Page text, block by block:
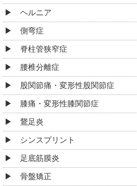
ヘルニア
側弯症
脊柱管狭窄症
腰椎分離症
股関節痛・変形性股関節症
膝痛・変形性膝関節症
鵞足炎
シンスプリント
足底筋膜炎
骨盤矯正